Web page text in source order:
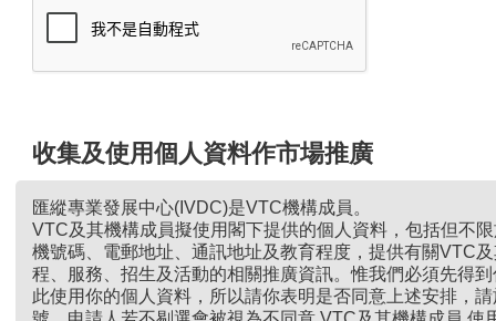
收集及使用個人資料作市場推廣
匯縱專業發展中心(IVDC)是VTC機構成員。
VTC及其機構成員擬使用閣下提供的個人資料，包括但不
機號碼、電郵地址、通訊地址及教育程度，提供有關VTC
程、服務、招生及活動的相關推廣資訊。惟我們必須先得
此使用你的個人資料，所以請你表明是否同意上述安排，